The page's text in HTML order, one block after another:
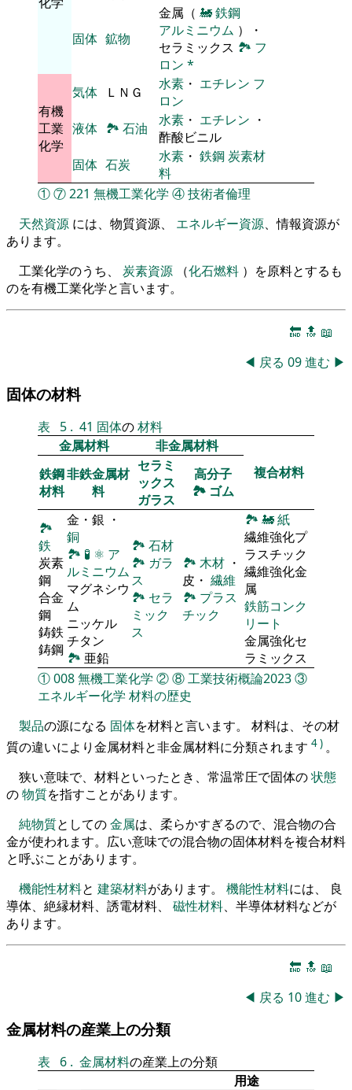
固体 鉱物
金属（ 🚂鉄鋼
アルミニウム ）・
セラミックス 🏞 フ
ロン *
有機
工業
化学
気体 ＬＮＧ 水素 ・ エチレン フ
ロン
液体 🏞 石油 水素 ・ エチレン ・
酢酸ビニル
固体 石炭 水素 ・ 鉄鋼炭素材
料
①⑦221 無機工業化学 ④技術者倫理
天然資源 には、物質資源、 エネルギー資源、情報資源が
あります。
工業化学のうち、 炭素資源 （化石燃料 ）を原料とするも
のを有機工業化学と言います。
🔚 🔝 📖
◀ 戻る 09進む ▶
固体の材料
表 5 . 41 固体の材料
金属材料
非金属材料
複合材料
鉄鋼
材料
非鉄金属材
料
セラミ
ックス
ガラス
高分子
🏞 ゴム
🏞
鉄
炭素
鋼
合金
鋼
鋳鉄
鋳鋼
金・銀 ・
銅
🏞 🧪 ⚛ ア
ルミニウム
マグネシウ
ム
ニッケル
チタン
🏞 亜鉛
🏞 石材
🏞 ガラ
ス
🏞 セラ
ミック
ス
🏞 木材 ・
皮・ 繊維
🏞 プラス
チック
🏞 🚂紙
繊維強化プ
ラスチック
繊維強化金
属
鉄筋コンク
リート
金属強化セ
ラミックス
①008無機工業化学 ②⑧工業技術概論2023③
エネルギー化学 材料の歴史
製品の源になる 固体を材料と言います。 材料は、その材
質の違いにより金属材料と非金属材料に分類されます 4) 。
狭い意味で、材料といったとき、常温常圧で固体の状態
の物質を指すことがあります。
純物質としての金属は、柔らかすぎるので、混合物の合
金が使われます。広い意味での混合物の固体材料を複合材料
と呼ぶことがあります。
機能性材料と 建築材料があります。 機能性材料には、 良
導体、絶縁材料、誘電材料、 磁性材料、半導体材料などが
あります。
🔚 🔝 📖
◀ 戻る 10進む ▶
金属材料の産業上の分類
表 6 . 金属材料の産業上の分類
用途